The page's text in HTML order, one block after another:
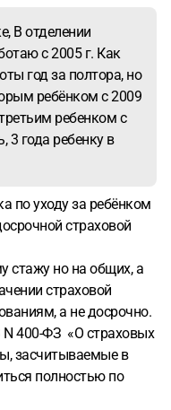
В отделении
с 2005 г. Как
год за полтора, но
ребёнком с 2009
ребенком с
3 года ребенку в
по уходу за ребёнком
страховой
стажу но на общих, а
страховой
а не досрочно.
400-ФЗ «О страховых
засчитываемые в
полностью по